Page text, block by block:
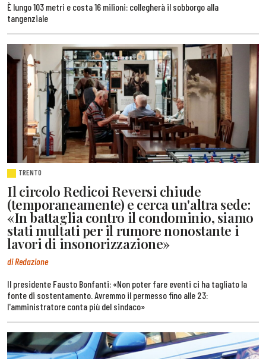
È lungo 103 metri e costa 16 milioni: collegherà il sobborgo alla
tangenziale
TRENTO
Il circolo Redicoi Reversi chiude
(temporaneamente) e cerca un'altra sede:
«In battaglia contro il condominio, siamo
stati multati per il rumore nonostante i
lavori di insonorizzazione»
di Redazione
Il presidente Fausto Bonfanti: «Non poter fare eventi ci ha tagliato la
fonte di sostentamento. Avremmo il permesso fino alle 23:
l'amministratore conta più del sindaco»